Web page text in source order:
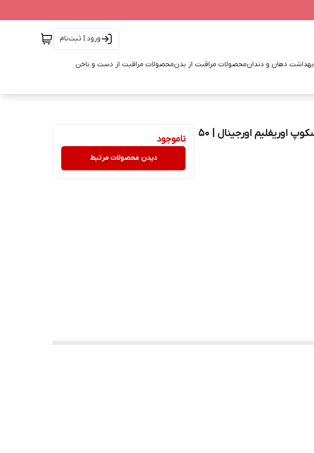
ورود | ثبت‌نام
دهان و دندانمحصولات مراقبت از بدنمحصولات مراقبت از دست و ناخن
ادوتویلت زنانه و مردانه تایم لوپ اسکوپ اوریفلیم اورجینال | 50
ناموجود
دیدن محصولات مرتبط